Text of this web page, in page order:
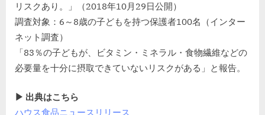
リスクあり。」（2018年10月29日公開）
調査対象：6～8歳の子どもを持つ保護者100名（インター
ネット調査）
「83％の子どもが、ビタミン・ミネラル・食物繊維などの
必要量を十分に摂取できていないリスクがある」と報告。
▶ 出典はこちら
ハウス食品ニュースリリース